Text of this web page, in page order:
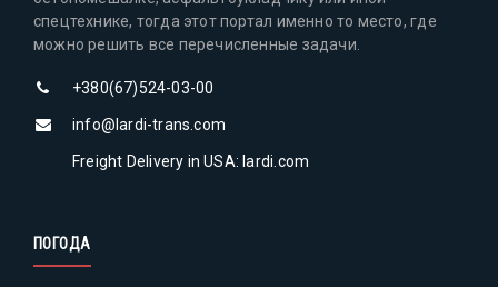
спецтехнике, тогда этот портал именно то место, где
можно решить все перечисленные задачи.
+380(67)524-03-00
info@lardi-trans.com
Freight Delivery in USA: lardi.com
ПОГОДА